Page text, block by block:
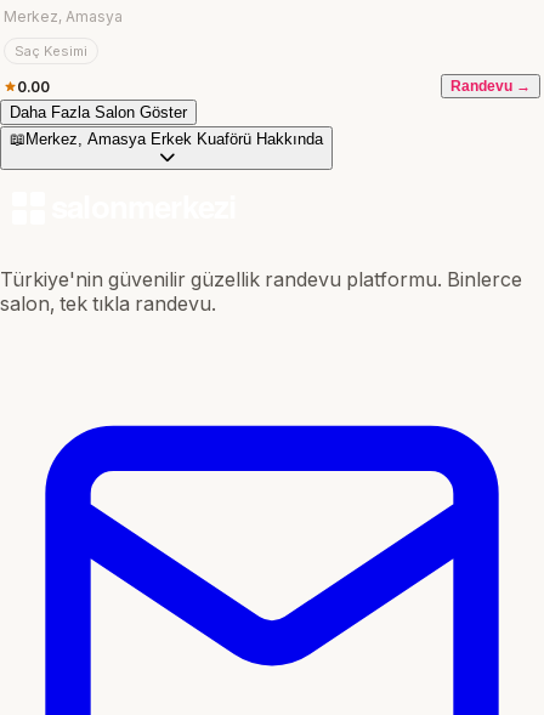
Merkez, Amasya
Saç Kesimi
0.00 Randevu →
Daha Fazla Salon Göster
📖 Merkez, Amasya Erkek Kuaförü Hakkında
Türkiye'nin güvenilir güzellik randevu platformu. Binlerce
salon, tek tıkla randevu.